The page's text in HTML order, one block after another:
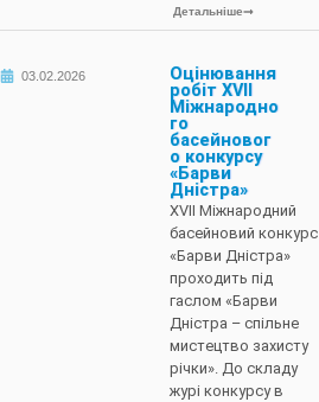
Детальніше
03.02.2026
Оцінювання
робіт XVII
Міжнародно
го
басейновог
о конкурсу
«Барви
Дністра»
XVII Міжнародний
басейновий конкурс
«Барви Дністра»
проходить під
гаслом «Барви
Дністра – спільне
мистецтво захисту
річки». До складу
журі конкурсу в